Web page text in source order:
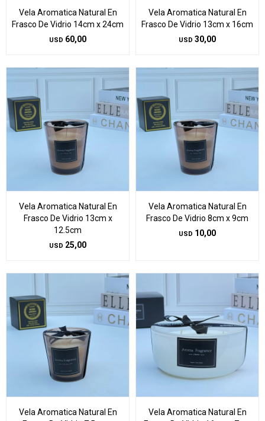
Vela Aromatica Natural En
Frasco De Vidrio 14cm x 24cm
USD 60,00
Vela Aromatica Natural En
Frasco De Vidrio 13cm x 16cm
USD 30,00
Vela Aromatica Natural En
Frasco De Vidrio 13cm x
12.5cm
USD 25,00
Vela Aromatica Natural En
Frasco De Vidrio 8cm x 9cm
USD 10,00
Vela Aromatica Natural En
Vela Aromatica Natural En